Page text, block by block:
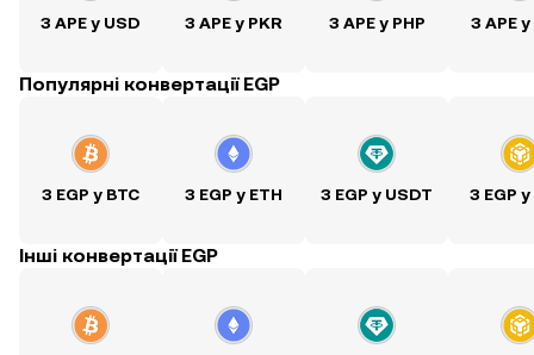
З APE у USD З APE у PKR З APE у PHP З APE у
Популярні конвертації EGP
З EGP у BTC З EGP у ETH З EGP у USDT З EGP
Інші конвертації EGP